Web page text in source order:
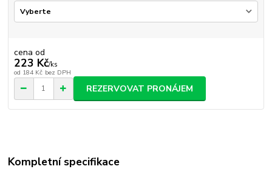
cena od
223 Kč/ks
od 184 Kč bez DPH
REZERVOVAT PRONÁJEM
Kompletní specifikace